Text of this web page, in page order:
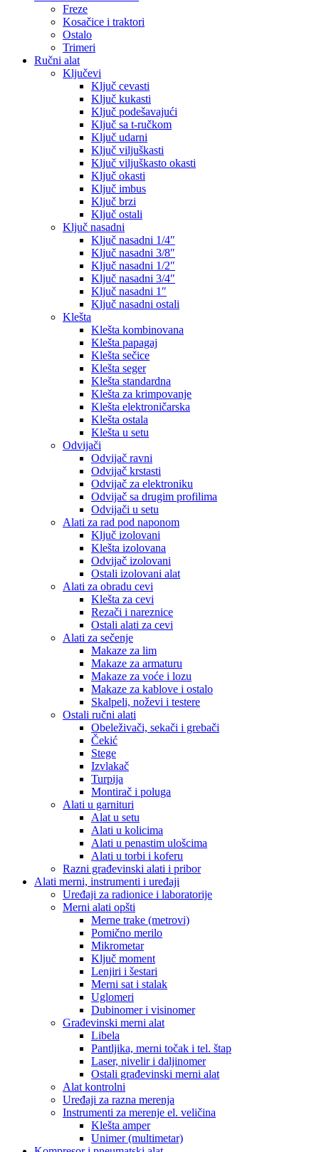
Freze
Kosačice i traktori
Ostalo
Trimeri
Ručni alat
Ključevi
Ključ cevasti
Ključ kukasti
Ključ podešavajući
Ključ sa t-ručkom
Ključ udarni
Ključ viljuškasti
Ključ viljuškasto okasti
Ključ okasti
Ključ imbus
Ključ brzi
Ključ ostali
Ključ nasadni
Ključ nasadni 1/4″
Ključ nasadni 3/8″
Ključ nasadni 1/2″
Ključ nasadni 3/4″
Ključ nasadni 1″
Ključ nasadni ostali
Klešta
Klešta kombinovana
Klešta papagaj
Klešta sečice
Klešta seger
Klešta standardna
Klešta za krimpovanje
Klešta elektroničarska
Klešta ostala
Klešta u setu
Odvijači
Odvijač ravni
Odvijač krstasti
Odvijač za elektroniku
Odvijač sa drugim profilima
Odvijači u setu
Alati za rad pod naponom
Ključ izolovani
Klešta izolovana
Odvijač izolovani
Ostali izolovani alat
Alati za obradu cevi
Klešta za cevi
Rezači i nareznice
Ostali alati za cevi
Alati za sečenje
Makaze za lim
Makaze za armaturu
Makaze za voće i lozu
Makaze za kablove i ostalo
Skalpeli, noževi i testere
Ostali ručni alati
Obeleživači, sekači i grebači
Čekić
Stege
Izvlakač
Turpija
Montirač i poluga
Alati u garnituri
Alat u setu
Alati u kolicima
Alati u penastim ulošcima
Alati u torbi i koferu
Razni građevinski alati i pribor
Alati merni, instrumenti i uređaji
Uređaji za radionice i laboratorije
Merni alati opšti
Merne trake (metrovi)
Pomično merilo
Mikrometar
Ključ moment
Lenjiri i šestari
Merni sat i stalak
Uglomeri
Dubinomer i visinomer
Građevinski merni alat
Libela
Pantljika, merni točak i tel. štap
Laser, nivelir i daljinomer
Ostali građevinski merni alat
Alat kontrolni
Uređaji za razna merenja
Instrumenti za merenje el. veličina
Klešta amper
Unimer (multimetar)